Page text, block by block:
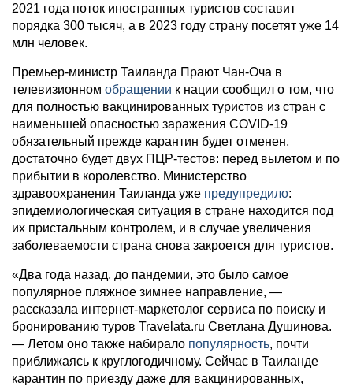
2021 года поток иностранных туристов составит
порядка 300 тысяч, а в 2023 году страну посетят уже 14
млн человек.
Премьер-министр Таиланда Прают Чан-Оча в
телевизионном обращении к нации сообщил о том, что
для полностью вакцинированных туристов из стран с
наименьшей опасностью заражения COVID-19
обязательный прежде карантин будет отменен,
достаточно будет двух ПЦР-тестов: перед вылетом и по
прибытии в королевство. Министерство
здравоохранения Таиланда уже предупредило:
эпидемиологическая ситуация в стране находится под
их пристальным контролем, и в случае увеличения
заболеваемости страна снова закроется для туристов.
«Два года назад, до пандемии, это было самое
популярное пляжное зимнее направление, —
рассказала интернет-маркетолог сервиса по поиску и
бронированию туров Travelata.ru Светлана Душинова.
— Летом оно также набирало популярность, почти
приближаясь к круглогодичному. Сейчас в Таиланде
карантин по приезду даже для вакцинированных,